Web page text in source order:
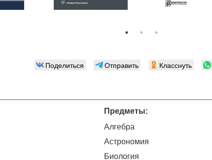
Поделиться Отправить Класснуть
Предметы:
Алгебра
Астрономия
Биология